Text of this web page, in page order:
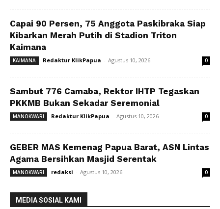
Capai 90 Persen, 75 Anggota Paskibraka Siap
Kibarkan Merah Putih di Stadion Triton
Kaimana
KAIMANA Redaktur KlikPapua - Agustus 10, 2026 0
Sambut 776 Camaba, Rektor IHTP Tegaskan
PKKMB Bukan Sekadar Seremonial
MANOKWARI Redaktur KlikPapua - Agustus 10, 2026 0
GEBER MAS Kemenag Papua Barat, ASN Lintas
Agama Bersihkan Masjid Serentak
MANOKWARI redaksi - Agustus 10, 2026 0
MEDIA SOSIAL KAMI